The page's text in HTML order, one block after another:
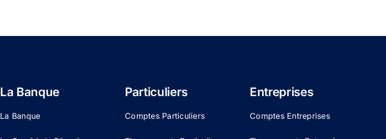
La Banque
La Banque
Particuliers
Comptes Particuliers
Entreprises
Comptes Entreprises